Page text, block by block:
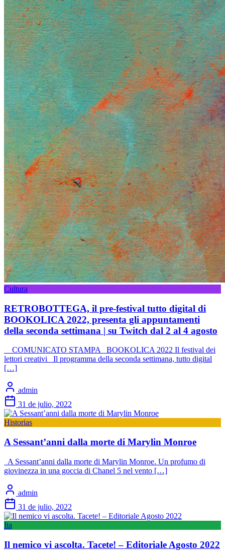
Cultura
RETROBOTTEGA, il pre-festival tutto digital di
BOOKOLICA 2022, presenta gli appuntamenti
della seconda settimana | su Twitch dal 2 al 4 agosto
COMUNICATO STAMPA BOOKOLICA 2022 Il festival dei
lettori creativi Il programma della seconda settimana, tutto digital
[…]
admin
31 de julio, 2022
Historias
A Sessant’anni dalla morte di Marylin Monroe
A Sessant’anni dalla morte di Marylin Monroe. Un profumo di
giovinezza in una goccia di Chanel 5 nel vento […]
admin
31 de julio, 2022
Ita
Il nemico vi ascolta. Tacete! – Editoriale Agosto 2022